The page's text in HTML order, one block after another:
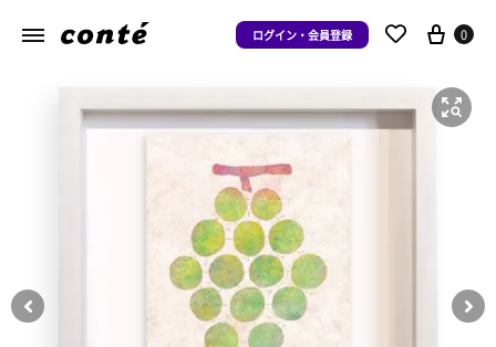
ログイン・会員登録 0